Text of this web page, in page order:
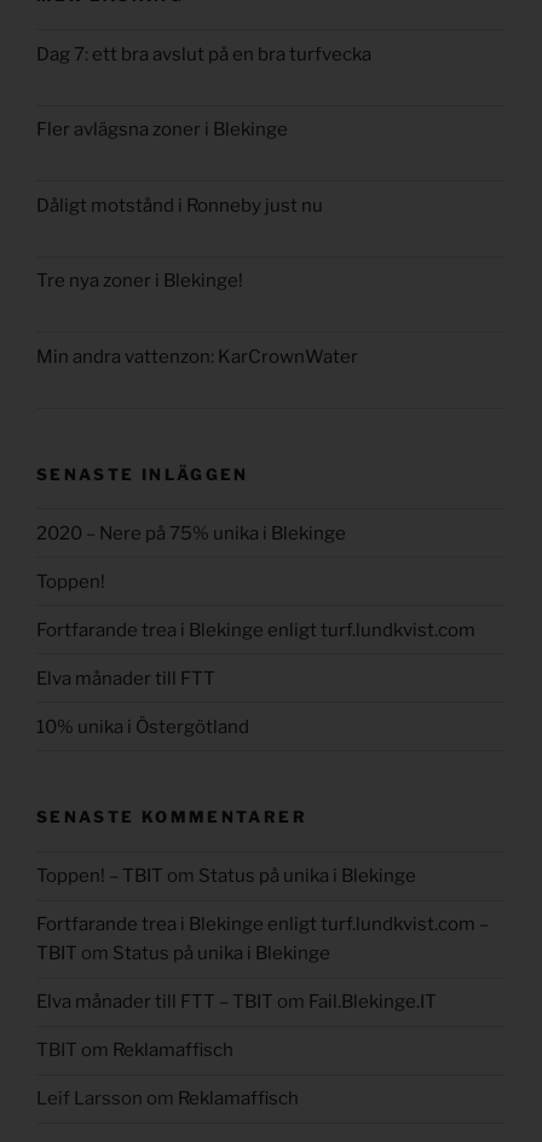
Dag 7: ett bra avslut på en bra turfvecka
Fler avlägsna zoner i Blekinge
Dåligt motstånd i Ronneby just nu
Tre nya zoner i Blekinge!
Min andra vattenzon: KarCrownWater
SENASTE INLÄGGEN
2020 – Nere på 75% unika i Blekinge
Toppen!
Fortfarande trea i Blekinge enligt turf.lundkvist.com
Elva månader till FTT
10% unika i Östergötland
SENASTE KOMMENTARER
Toppen! – TBIT om Status på unika i Blekinge
Fortfarande trea i Blekinge enligt turf.lundkvist.com –
TBIT om Status på unika i Blekinge
Elva månader till FTT – TBIT om Fail.Blekinge.IT
TBIT om Reklamaffisch
Leif Larsson om Reklamaffisch